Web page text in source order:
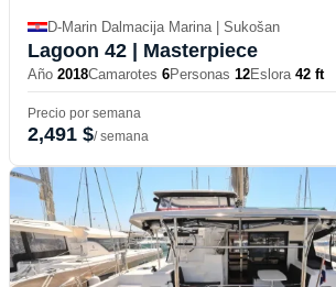
D-Marin Dalmacija Marina | Sukošan
Lagoon 42 | Masterpiece
Año 2018Camarotes 6Personas 12Eslora 42 ft
Precio por semana
2,491 $/ semana